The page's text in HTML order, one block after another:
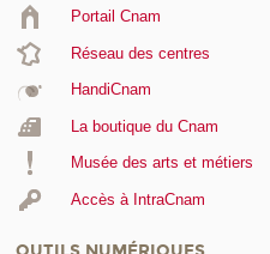
Portail Cnam
Réseau des centres
HandiCnam
La boutique du Cnam
Musée des arts et métiers
Accès à IntraCnam